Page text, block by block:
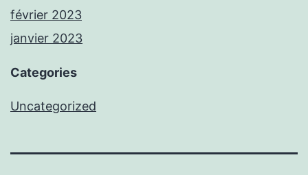
février 2023
janvier 2023
Categories
Uncategorized